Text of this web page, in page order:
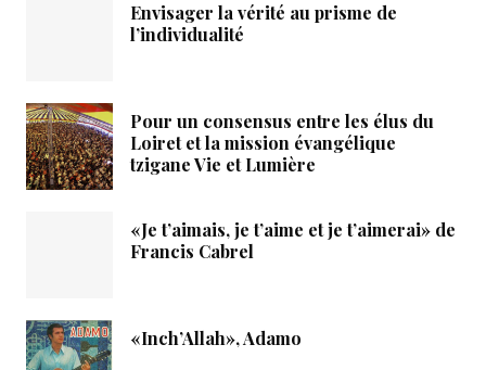
Envisager la vérité au prisme de
l’individualité
Pour un consensus entre les élus du
Loiret et la mission évangélique
tzigane Vie et Lumière
«Je t’aimais, je t’aime et je t’aimerai» de
Francis Cabrel
«Inch’Allah», Adamo